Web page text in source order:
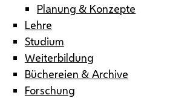
Planung & Konzepte
Lehre
Studium
Weiterbildung
Büchereien & Archive
Forschung